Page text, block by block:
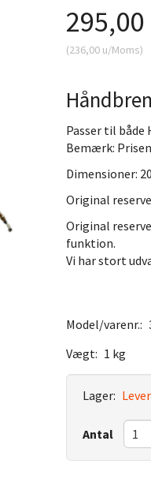
295,00
(236,00u/Moms)
Passer til både
Bemærk:
Dimensioner:
Original
Original
funktion.
Vi har stort
Model/varenr.:
Vægt: 1 kg
Lager:
Antal